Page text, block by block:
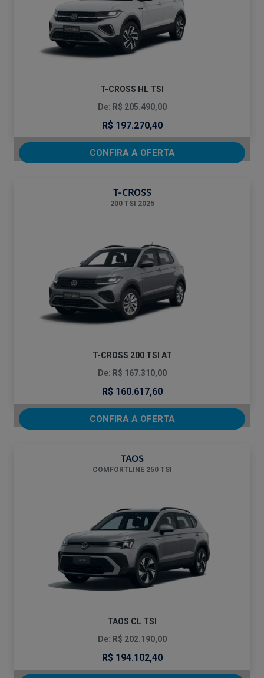
T-CROSS HL TSI
De: R$ 205.490,00
R$ 197.270,40
CONFIRA A OFERTA
T-CROSS
200 TSI 2025
T-CROSS 200 TSI AT
De: R$ 167.310,00
R$ 160.617,60
CONFIRA A OFERTA
TAOS
COMFORTLINE 250 TSI
TAOS CL TSI
De: R$ 202.190,00
R$ 194.102,40